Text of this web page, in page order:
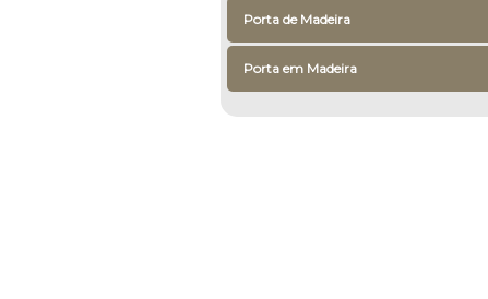
Porta de Madeira
Porta em Madeira